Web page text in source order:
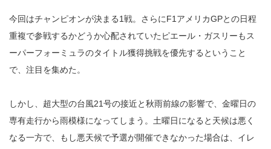
今回はチャンピオンが決まる1戦。さらにF1アメリカGPとの日程
重複で参戦するかどうか心配されていたピエール・ガスリーもス
ーパーフォーミュラのタイトル獲得挑戦を優先するということ
で、注目を集めた。
しかし、超大型の台風21号の接近と秋雨前線の影響で、金曜日の
専有走行から雨模様になってしまう。土曜日になると天候は悪く
なる一方で、もし悪天候で予選が開催できなかった場合は、イレ